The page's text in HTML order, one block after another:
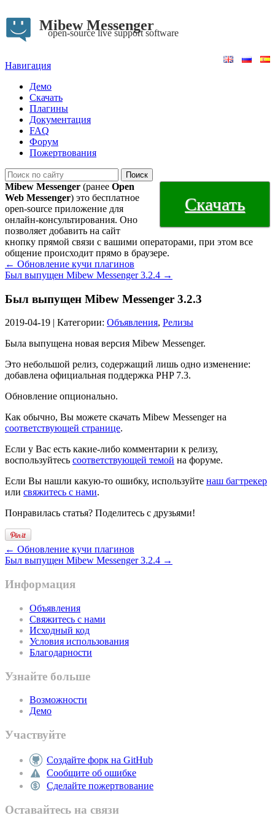
Mibew Messenger
open-source live support software
Навигация
Демо
Скачать
Плагины
Документация
FAQ
Форум
Пожертвования
Скачать
Mibew Messenger (ранее Open
Web Messenger) это бесплатное
open-source приложение для
онлайн-консультирования. Оно
позволяет добавить на сайт
кнопку прямой связи с вашими операторами, при этом все
общение происходит прямо в браузере.
← Обновление кучи плагинов
Был выпущен Mibew Messenger 3.2.4 →
Был выпущен Mibew Messenger 3.2.3
2019-04-19 | Категории: Объявления, Релизы
Была выпущена новая версия Mibew Messenger.
Это небольшой релиз, содержащий лишь одно изменение:
добавлена официальная поддержка PHP 7.3.
Обновление опционально.
Как обычно, Вы можете скачать Mibew Messenger на
соответствующей странице.
Если у Вас есть какие-либо комментарии к релизу,
воспользуйтесь соответствующей темой на форуме.
Если Вы нашли какую-то ошибку, используйте наш багтрекер
или свяжитесь с нами.
Понравилась статья? Поделитесь с друзьями!
← Обновление кучи плагинов
Был выпущен Mibew Messenger 3.2.4 →
Информация
Объявления
Свяжитесь с нами
Исходный код
Условия использования
Благодарности
Узнайте больше
Возможности
Демо
Участвуйте
Создайте форк на GitHub
Сообщите об ошибке
Сделайте пожертвование
Оставайтесь на связи